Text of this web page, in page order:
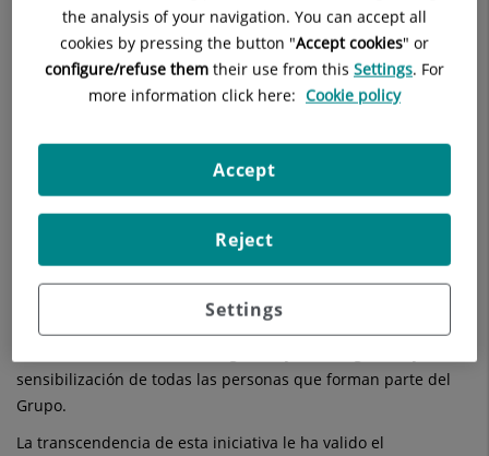
y avanzar hacia un modelo hospitalario cada vez más
eficiente, innovador y responsable en un entorno de
crecimiento de la actividad quirúrgica, lo que le otorga un
mayor valor, si cabe, y pone de manifiesto el cambio de la
Plan de Energía, Adaptación y Mitigación del Cambio
Climático (PEAM)de Quirónsalud constituye una
herramienta de gobernanza y mejora continua que responde
a la ambición de la compañía de desvincular su evolución del
carbono, con una visión integral que combina digitalización,
eficiencia energética, autoconsumo renovable, energía verde,
sensibilización de todas las personas que forman parte del
Grupo.
La transcendencia de esta iniciativa le ha valido el
the analysis of your navigation. You can accept all
cookies by pressing the button "Accept cookies" or
configure/refuse them their use from this Settings. For
more information click here: Cookie policy
Settings
Reject
Accept